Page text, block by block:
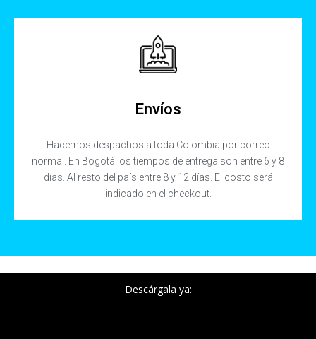
Envíos
Hacemos despachos a toda Colombia por correo
normal. En Bogotá los tiempos de entrega son entre 6 y 8
días. Al resto del país entre 8 y 12 días. El costo será
indicado en el checkout.
Descárgala ya: